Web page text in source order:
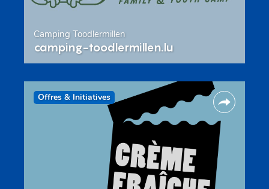
Camping Toodlermillen
camping-toodlermillen.lu
Offres & Initiatives